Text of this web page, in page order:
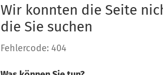
Wir konnten die Seite
die Sie suchen
Fehlercode: 404